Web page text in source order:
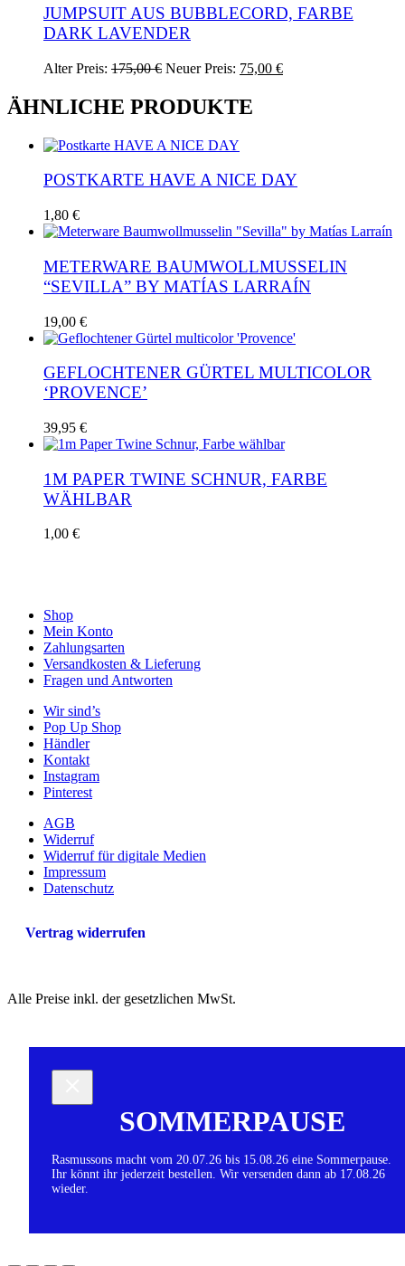
175,00 €
75,00 €.
mehrere
Varianten
Optionen
werden
JUMPSUIT AUS BUBBLECORD, FARBE
DARK LAVENDER
Alter Preis: 175,00€ Ursprünglicher
war:
175,00 €
Neuer Preis: 75,00 €Aktueller
Dieses
Optionen
der
gewählt
werden
ÄHNLICHE PRODUKTE
POSTKARTE HAVE A NICE DAY
1,80 €
METERWARE BAUMWOLLMUSSELIN
“SEVILLA” BY MATÍAS LARRAÍN
19,00 €Dieses
Produkt
mehrere
Varianten
auf.
Optionen
können
der
Produktseite
GEFLOCHTENER GÜRTEL MULTICOLOR
‘PROVENCE’
39,95 €Dieses
Produkt
mehrere
Varianten
auf.
werden
1M PAPER TWINE SCHNUR, FARBE
WÄHLBAR
1,00 €Dieses
Die
Optionen
können
auf
Produktseite
gewählt
werden
Shop
Mein Konto
Zahlungsarten
Versandkosten & Lieferung
Fragen und Antworten
Wir sind’s
Pop Up Shop
Händler
Kontakt
Instagram
Pinterest
AGB
Widerruf
Widerruf für digitale Medien
Impressum
Datenschutz
Vertrag widerrufen
Alle Preise inkl. der gesetzlichen MwSt.
SOMMERPAUSE
Rasmussons macht vom 20.07.26 bis 15.08.26 eine Sommerpause.
Ihr könnt ihr jederzeit bestellen. Wir versenden dann ab 17.08.26
wieder.